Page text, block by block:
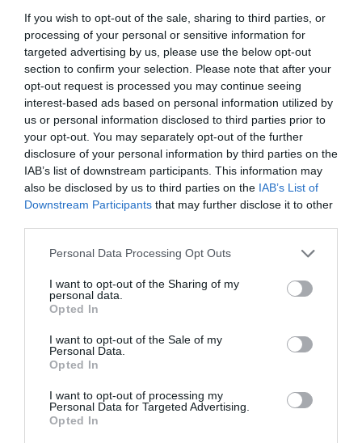
If you wish to opt-out of the sale, sharing to third parties, or
processing of your personal or sensitive information for
targeted advertising by us, please use the below opt-out
section to confirm your selection. Please note that after your
opt-out request is processed you may continue seeing
interest-based ads based on personal information utilized by
us or personal information disclosed to third parties prior to
your opt-out. You may separately opt-out of the further
disclosure of your personal information by third parties on the
IAB’s list of downstream participants. This information may
also be disclosed by us to third parties on the IAB’s List of
Downstream Participants that may further disclose it to other
Personal Data Processing Opt Outs
I want to opt-out of the Sharing of my
personal data.
Opted In
I want to opt-out of the Sale of my
Personal Data.
Opted In
I want to opt-out of processing my
Personal Data for Targeted Advertising.
Opted In